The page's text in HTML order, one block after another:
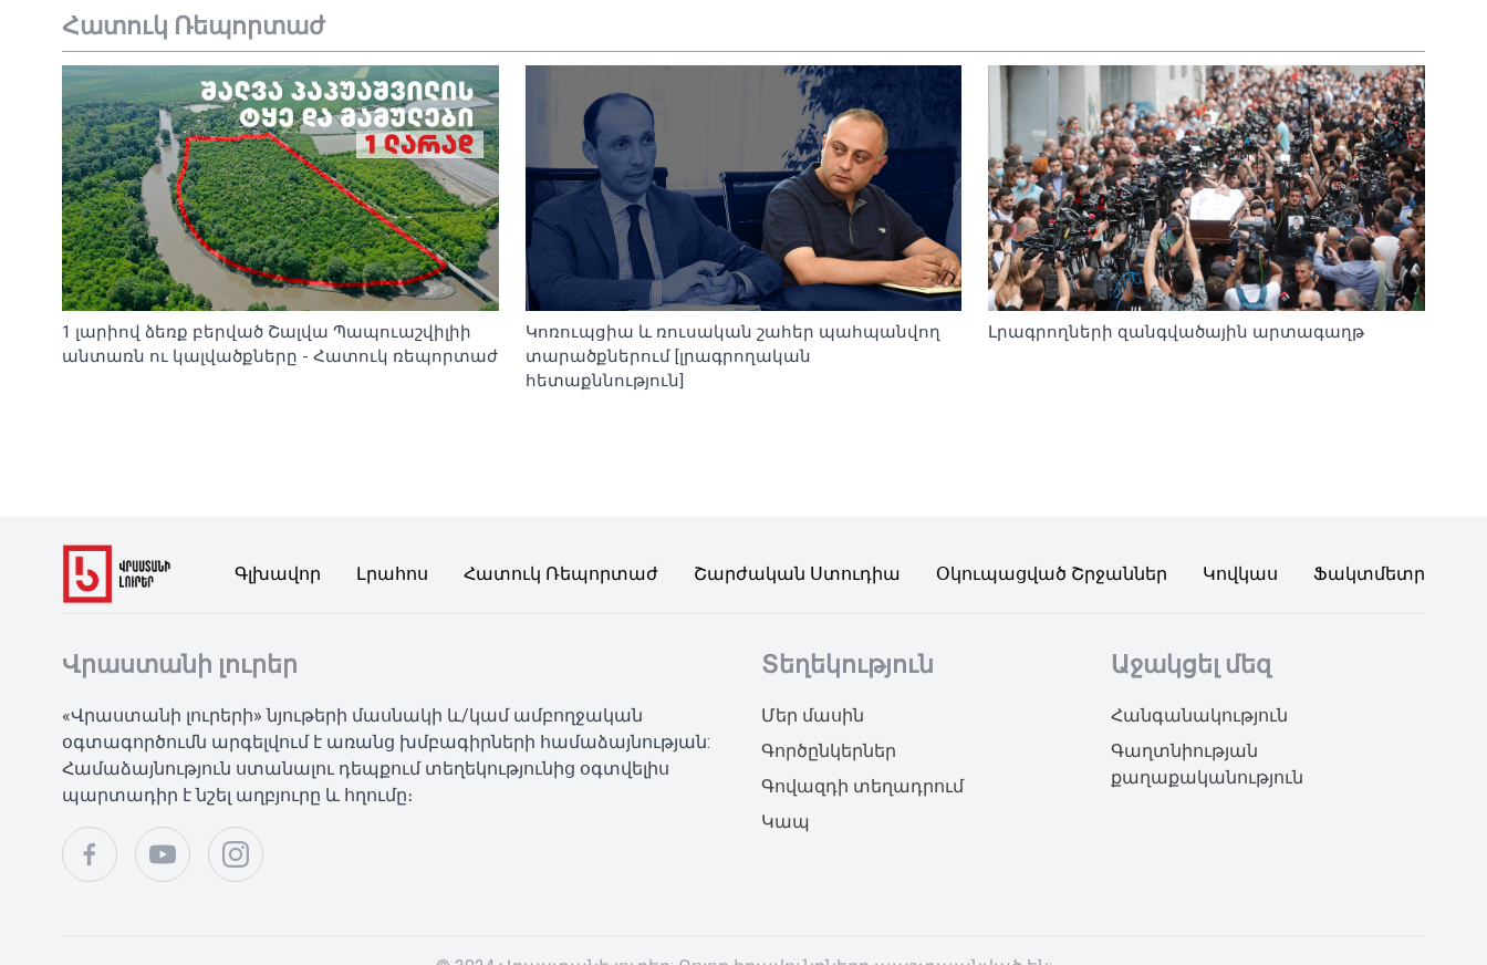
Հատուկ Ռեպորտաժ
1 լարիով ձեռք բերված Շալվա Պապուաշվիլիի
անտառն ու կալվածքները - Հատուկ ռեպորտաժ
Կոռուպցիա և ռուսական շահեր պահպանվող
տարածքներում [լրագրողական
հետաքննություն]
Լրագրողների զանգվածային արտագաղթ
Գլխավոր Լրահոս Հատուկ Ռեպորտաժ Շարժական Ստուդիա Օկուպացված Շրջաններ Կովկաս Ֆակտմետր
Վրաստանի լուրեր
«Վրաստանի լուրերի» նյութերի մասնակի և/կամ ամբողջական
օգտագործումն արգելվում է առանց խմբագիրների համաձայնության:
Համաձայնություն ստանալու դեպքում տեղեկությունից օգտվելիս
պարտադիր է նշել աղբյուրը և հղումը։
Տեղեկություն
Մեր մասին
Գործընկերներ
Գովազդի տեղադրում
Կապ
Աջակցել մեզ
Հանգանակություն
Գաղտնիության
քաղաքականություն